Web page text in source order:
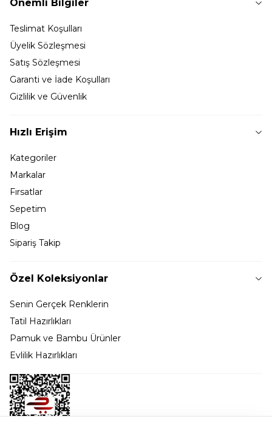
Önemli Bilgiler
Teslimat Koşulları
Üyelik Sözleşmesi
Satış Sözleşmesi
Garanti ve İade Koşulları
Gizlilik ve Güvenlik
Hızlı Erişim
Kategoriler
Markalar
Fırsatlar
Sepetim
Blog
Sipariş Takip
Özel Koleksiyonlar
Senin Gerçek Renklerin
Tatil Hazırlıkları
Pamuk ve Bambu Ürünler
Evlilik Hazırlıkları